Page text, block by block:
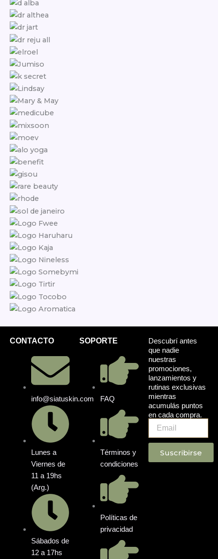
CONTACTO
info@siatuskin.com
Lunes a
Viernes de
11 a 19hs
(Arg.)
Sábados de
12 a 17hs
SOPORTE
FAQ
Términos y
condiciones
Políticas de
privacidad
Descubrí antes
que nadie
nuestras
promociones,
lanzamientos y
rutinas exclusivas
mientras
acumulás puntos
en cada compra.
Suscribirse